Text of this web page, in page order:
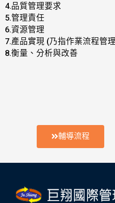
4.品質管理要求
5.管理責任
6.資源管理
7.產品實現 (乃指作業流程管
8.衡量、分析與改善
輔導流程